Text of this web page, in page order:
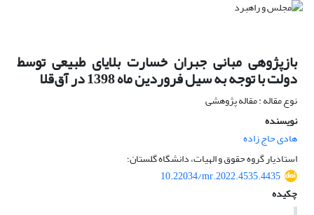
بازپژوهی مبانی جبران خسارت بلایای طبیعی توسط
دولت با توجه به سیل فروردین ماه 1398 در آق‌قلا
نوع مقاله : مقاله پژوهشی
نویسنده
هادی حاج زاده
استادیار گروه حقوق و الهیات، دانشگاه گلستان؛
10.22034/mr.2022.4535.4435
چکیده